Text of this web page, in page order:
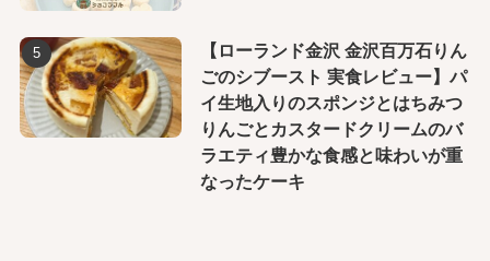
【ローランド金沢 金沢百万石りん
ごのシブースト 実食レビュー】パ
イ生地入りのスポンジとはちみつ
りんごとカスタードクリームのバ
ラエティ豊かな食感と味わいが重
なったケーキ